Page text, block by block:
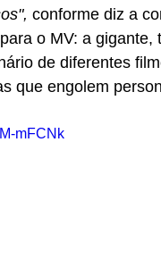
conforme diz a
o MV: a
de diferentes
que engolem
mFCNk